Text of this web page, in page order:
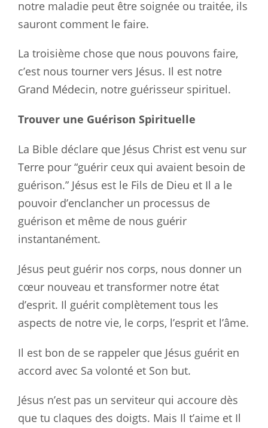
notre maladie peut être soignée ou traitée, ils
sauront comment le faire.
La troisième chose que nous pouvons faire,
c’est nous tourner vers Jésus. Il est notre
Grand Médecin, notre guérisseur spirituel.
Trouver une Guérison Spirituelle
La Bible déclare que Jésus Christ est venu sur
Terre pour “guérir ceux qui avaient besoin de
guérison.” Jésus est le Fils de Dieu et Il a le
pouvoir d’enclancher un processus de
guérison et même de nous guérir
instantanément.
Jésus peut guérir nos corps, nous donner un
cœur nouveau et transformer notre état
d’esprit. Il guérit complètement tous les
aspects de notre vie, le corps, l’esprit et l’âme.
Il est bon de se rappeler que Jésus guérit en
accord avec Sa volonté et Son but.
Jésus n’est pas un serviteur qui accoure dès
que tu claques des doigts. Mais Il t’aime et Il